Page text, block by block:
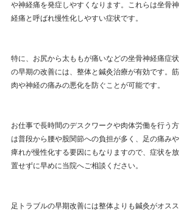
や神経痛を発症しやすくなります。これらは坐骨神
経痛と呼ばれ慢性化しやすい症状です。
特に、お尻から太ももが痛いなどの坐骨神経痛症状
の早期の改善には、整体と鍼灸治療が有効です。筋
肉や神経の痛みの悪化を防ぐことが可能です。
お仕事で長時間のデスクワークや肉体労働を行う方
は普段から腰や股関節への負担が多く、足の痛みや
痺れが慢性化する要因にもなりますので、症状を放
置せずに早めに当院へご相談ください。
足トラブルの早期改善には整体よりも鍼灸がオスス